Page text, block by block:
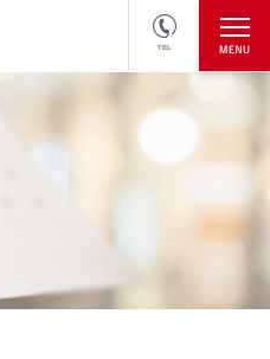
TEL